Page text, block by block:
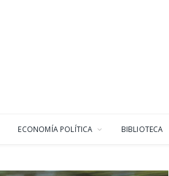
ECONOMÍA POLÍTICA BIBLIOTECA